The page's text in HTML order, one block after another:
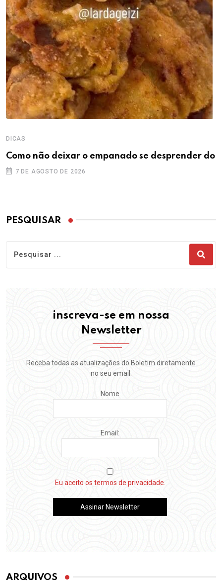
DICAS
Como não deixar o empanado se desprender do
7 DE AGOSTO DE 2026
PESQUISAR
inscreva-se em nossa
Newsletter
Receba todas as atualizações do Boletim diretamente
no seu email.
Nome
Email:
Eu aceito os termos de privacidade.
ARQUIVOS